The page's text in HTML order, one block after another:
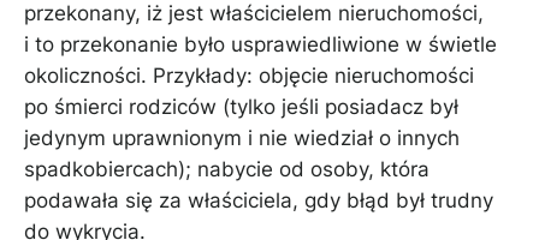
przekonany, iż jest właścicielem nieruchomości,
i to przekonanie było usprawiedliwione w świetle
okoliczności. Przykłady: objęcie nieruchomości
po śmierci rodziców (tylko jeśli posiadacz był
jedynym uprawnionym i nie wiedział o innych
spadkobiercach); nabycie od osoby, która
podawała się za właściciela, gdy błąd był trudny
do wykrycia.